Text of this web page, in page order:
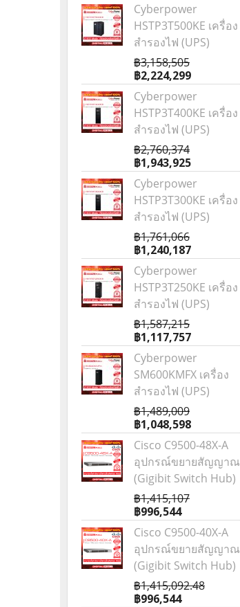
Cyberpower
HSTP3T500KE เครื่อง
สำรองไฟ (UPS)
฿3,158,505
฿2,224,299
Cyberpower
HSTP3T400KE เครื่อง
สำรองไฟ (UPS)
฿2,760,374
฿1,943,925
Cyberpower
HSTP3T300KE เครื่อง
สำรองไฟ (UPS)
฿1,761,066
฿1,240,187
Cyberpower
HSTP3T250KE เครื่อง
สำรองไฟ (UPS)
฿1,587,215
฿1,117,757
Cyberpower
SM600KMFX เครื่อง
สำรองไฟ (UPS)
฿1,489,009
฿1,048,598
Cisco C9500-48X-A
อุปกรณ์ขยายสัญญาณ
(Gigibit Switch Hub)
฿1,415,107
฿996,544
Cisco C9500-40X-A
อุปกรณ์ขยายสัญญาณ
(Gigibit Switch Hub)
฿1,415,092.48
฿996,544